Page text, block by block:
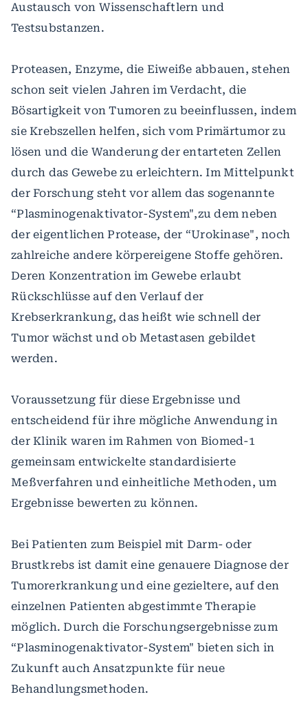
Austausch von Wissenschaftlern und
Testsubstanzen.
Proteasen, Enzyme, die Eiweiße abbauen, stehen
schon seit vielen Jahren im Verdacht, die
Bösartigkeit von Tumoren zu beeinflussen, indem
sie Krebszellen helfen, sich vom Primärtumor zu
lösen und die Wanderung der entarteten Zellen
durch das Gewebe zu erleichtern. Im Mittelpunkt
der Forschung steht vor allem das sogenannte
“Plasminogenaktivator-System",zu dem neben
der eigentlichen Protease, der “Urokinase", noch
zahlreiche andere körpereigene Stoffe gehören.
Deren Konzentration im Gewebe erlaubt
Rückschlüsse auf den Verlauf der
Krebserkrankung, das heißt wie schnell der
Tumor wächst und ob Metastasen gebildet
werden.
Voraussetzung für diese Ergebnisse und
entscheidend für ihre mögliche Anwendung in
der Klinik waren im Rahmen von Biomed-1
gemeinsam entwickelte standardisierte
Meßverfahren und einheitliche Methoden, um
Ergebnisse bewerten zu können.
Bei Patienten zum Beispiel mit Darm- oder
Brustkrebs ist damit eine genauere Diagnose der
Tumorerkrankung und eine gezieltere, auf den
einzelnen Patienten abgestimmte Therapie
möglich. Durch die Forschungsergebnisse zum
“Plasminogenaktivator-System" bieten sich in
Zukunft auch Ansatzpunkte für neue
Behandlungsmethoden.